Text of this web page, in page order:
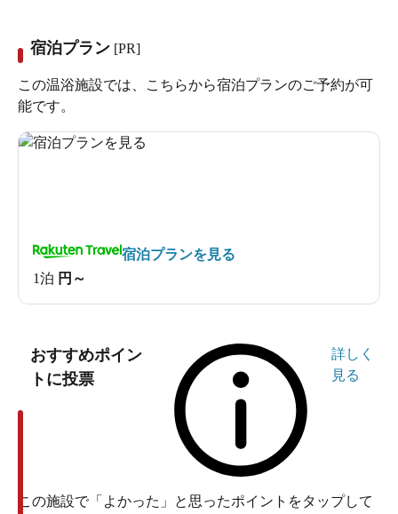
宿泊プラン [PR]
この温浴施設では、こちらから宿泊プランのご予約が可
能です。
1泊 円～
宿泊プランを見る
おすすめポイン
トに投票
詳しく
見る
この施設で「よかった」と思ったポイントをタップして